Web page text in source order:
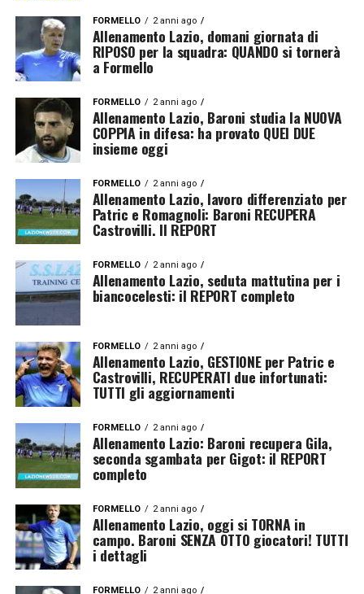
FORMELLO 2 anni ago
Allenamento Lazio, domani giornata di
RIPOSO per la squadra: QUANDO si tornerà
a Formello
FORMELLO 2 anni ago
Allenamento Lazio, Baroni studia la NUOVA
COPPIA in difesa: ha provato QUEI DUE
insieme oggi
FORMELLO 2 anni ago
Allenamento Lazio, lavoro differenziato per
Patric e Romagnoli: Baroni RECUPERA
Castrovilli. Il REPORT
FORMELLO 2 anni ago
Allenamento Lazio, seduta mattutina per i
biancocelesti: il REPORT completo
FORMELLO 2 anni ago
Allenamento Lazio, GESTIONE per Patric e
Castrovilli, RECUPERATI due infortunati:
TUTTI gli aggiornamenti
FORMELLO 2 anni ago
Allenamento Lazio: Baroni recupera Gila,
seconda sgambata per Gigot: il REPORT
completo
FORMELLO 2 anni ago
Allenamento Lazio, oggi si TORNA in
campo. Baroni SENZA OTTO giocatori! TUTTI
i dettagli
FORMELLO 2 anni ago